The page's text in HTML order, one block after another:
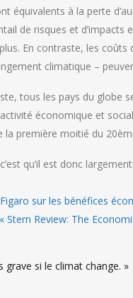
équivalents à la perte
de risques et
En contraste, les
climatique –
tous les pays du globe
économique et
la première moitié du
qu’il est donc
sur les bénéfices
Stern Review: The
grave si le climat change. »